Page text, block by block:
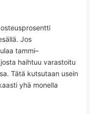
Jos
tammi–
haihtuu varastoitu
Tätä kutsutaan usein
yhä monella